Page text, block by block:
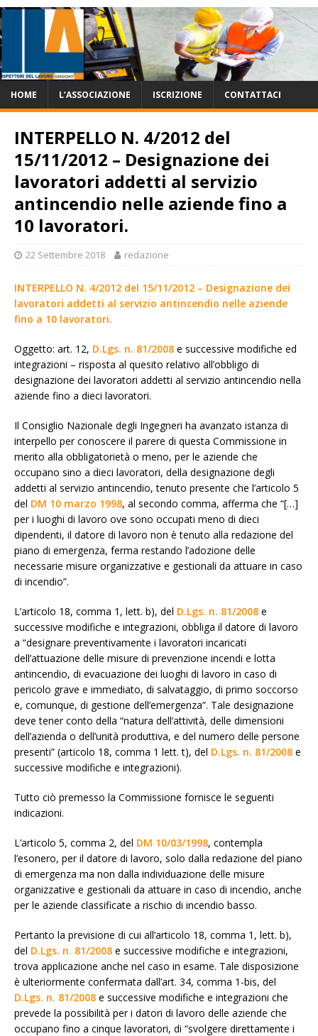
HOME L’ASSOCIAZIONE ISCRIZIONE CONTATTACI
INTERPELLO N. 4/2012 del
15/11/2012 – Designazione dei
lavoratori addetti al servizio
antincendio nelle aziende fino a
10 lavoratori.
22 Settembre 2018 redazione
INTERPELLO N. 4/2012 del 15/11/2012 – Designazione dei
lavoratori addetti al servizio antincendio nelle aziende
fino a 10 lavoratori.
Oggetto: art. 12, D.Lgs. n. 81/2008 e successive modifiche ed
integrazioni – risposta al quesito relativo all’obbligo di
designazione dei lavoratori addetti al servizio antincendio nella
aziende fino a dieci lavoratori.
Il Consiglio Nazionale degli Ingegneri ha avanzato istanza di
interpello per conoscere il parere di questa Commissione in
merito alla obbligatorietà o meno, per le aziende che
occupano sino a dieci lavoratori, della designazione degli
addetti al servizio antincendio, tenuto presente che l’articolo 5
del DM 10 marzo 1998, al secondo comma, afferma che “[…]
per i luoghi di lavoro ove sono occupati meno di dieci
dipendenti, il datore di lavoro non è tenuto alla redazione del
piano di emergenza, ferma restando l’adozione delle
necessarie misure organizzative e gestionali da attuare in caso
di incendio”.
L’articolo 18, comma 1, lett. b), del D.Lgs. n. 81/2008 e
successive modifiche e integrazioni, obbliga il datore di lavoro
a “designare preventivamente i lavoratori incaricati
dell’attuazione delle misure di prevenzione incendi e lotta
antincendio, di evacuazione dei luoghi di lavoro in caso di
pericolo grave e immediato, di salvataggio, di primo soccorso
e, comunque, di gestione dell’emergenza”. Tale designazione
deve tener conto della “natura dell’attività, delle dimensioni
dell’azienda o dell’unità produttiva, e del numero delle persone
presenti” (articolo 18, comma 1 lett. t), del D.Lgs. n. 81/2008 e
successive modifiche e integrazioni).
Tutto ciò premesso la Commissione fornisce le seguenti
indicazioni.
L’articolo 5, comma 2, del DM 10/03/1998, contempla
l’esonero, per il datore di lavoro, solo dalla redazione del piano
di emergenza ma non dalla individuazione delle misure
organizzative e gestionali da attuare in caso di incendio, anche
per le aziende classificate a rischio di incendio basso.
Pertanto la previsione di cui all’articolo 18, comma 1, lett. b),
del D.Lgs. n. 81/2008 e successive modifiche e integrazioni,
trova applicazione anche nel caso in esame. Tale disposizione
è ulteriormente confermata dall’art. 34, comma 1-bis, del
D.Lgs. n. 81/2008 e successive modifiche e integrazioni che
prevede la possibilità per i datori di lavoro delle aziende che
occupano fino a cinque lavoratori, di “svolgere direttamente i